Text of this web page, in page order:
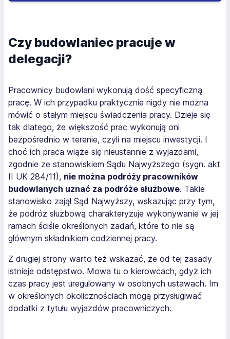
Czy budowlaniec pracuje w
delegacji?
Pracownicy budowlani wykonują dość specyficzną
pracę. W ich przypadku praktycznie nigdy nie można
mówić o stałym miejscu świadczenia pracy. Dzieje się
tak dlatego, że większość prac wykonują oni
bezpośrednio w terenie, czyli na miejscu inwestycji. I
choć ich praca wiąże się nieustannie z wyjazdami,
zgodnie ze stanowiskiem Sądu Najwyższego (sygn. akt
II UK 284/11), nie można podróży pracowników
budowlanych uznać za podróże służbowe. Takie
stanowisko zajął Sąd Najwyższy, wskazując przy tym,
że podróż służbową charakteryzuje wykonywanie w jej
ramach ściśle określonych zadań, które to nie są
głównym składnikiem codziennej pracy.
Z drugiej strony warto też wskazać, że od tej zasady
istnieje odstępstwo. Mowa tu o kierowcach, gdyż ich
czas pracy jest uregulowany w osobnych ustawach. Im
w określonych okolicznościach mogą przysługiwać
dodatki z tytułu wyjazdów pracowniczych.